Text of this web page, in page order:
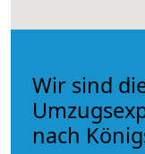
Wir sind
nach